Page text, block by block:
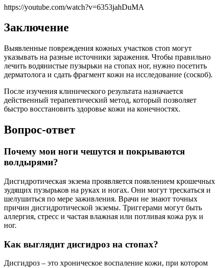
https://youtube.com/watch?v=6353jahDuMA
Заключение
Выявленные повреждения кожных участков стоп могут
указывать на разные источники заражения. Чтобы правильно
лечить водянистые пузырьки на стопах ног, нужно посетить
дерматолога и сдать фрагмент кожи на исследование (соскоб).
После изучения клинического результата назначается
действенный терапевтический метод, который позволяет
быстро восстановить здоровье кожи на конечностях.
Вопрос-ответ
Почему мои ноги чешутся и покрываются
волдырями?
Дисгидротическая экзема проявляется появлением крошечных
зудящих пузырьков на руках и ногах. Они могут трескаться и
шелушиться по мере заживления. Врачи не знают точных
причин дисгидротической экземы. Триггерами могут быть
аллергия, стресс и частая влажная или потливая кожа рук и
ног.
Как выглядит дисгидроз на стопах?
Дисгидроз – это хроническое воспаление кожи, при котором